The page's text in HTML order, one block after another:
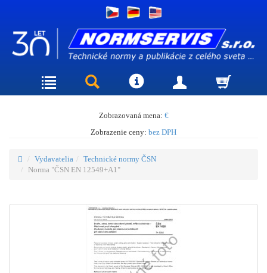
Zobrazovaná mena: €
Zobrazenie ceny: bez DPH
Vydavatelia
Technické normy ČSN
Norma "ČSN EN 12549+A1"